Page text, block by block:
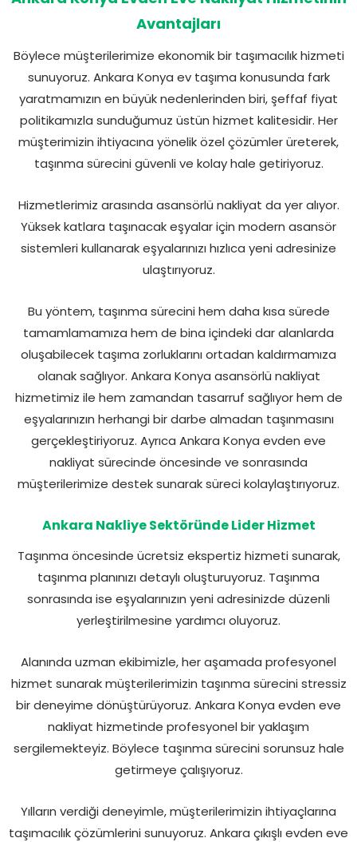
Avantajları
Böylece müşterilerimize ekonomik bir taşımacılık hizmeti
sunuyoruz. Ankara Konya ev taşıma konusunda fark
yaratmamızın en büyük nedenlerinden biri, şeffaf fiyat
politikamızla sunduğumuz üstün hizmet kalitesidir. Her
müşterimizin ihtiyacına yönelik özel çözümler üreterek,
taşınma sürecini güvenli ve kolay hale getiriyoruz.
Hizmetlerimiz arasında asansörlü nakliyat da yer alıyor.
Yüksek katlara taşınacak eşyalar için modern asansör
sistemleri kullanarak eşyalarınızı hızlıca yeni adresinize
ulaştırıyoruz.
Bu yöntem, taşınma sürecini hem daha kısa sürede
tamamlamamıza hem de bina içindeki dar alanlarda
oluşabilecek taşıma zorluklarını ortadan kaldırmamıza
olanak sağlıyor. Ankara Konya asansörlü nakliyat
hizmetimiz ile hem zamandan tasarruf sağlıyor hem de
eşyalarınızın herhangi bir darbe almadan taşınmasını
gerçekleştiriyoruz. Ayrıca Ankara Konya evden eve
nakliyat sürecinde öncesinde ve sonrasında
müşterilerimize destek sunarak süreci kolaylaştırıyoruz.
Ankara Nakliye Sektöründe Lider Hizmet
Taşınma öncesinde ücretsiz ekspertiz hizmeti sunarak,
taşınma planınızı detaylı oluşturuyoruz. Taşınma
sonrasında ise eşyalarınızın yeni adresinizde düzenli
yerleştirilmesine yardımcı oluyoruz.
Alanında uzman ekibimizle, her aşamada profesyonel
hizmet sunarak müşterilerimizin taşınma sürecini stressiz
bir deneyime dönüştürüyoruz. Ankara Konya evden eve
nakliyat hizmetinde profesyonel bir yaklaşım
sergilemekteyiz. Böylece taşınma sürecini sorunsuz hale
getirmeye çalışıyoruz.
Yılların verdiği deneyimle, müşterilerimizin ihtiyaçlarına
taşımacılık çözümlerini sunuyoruz. Ankara çıkışlı evden eve